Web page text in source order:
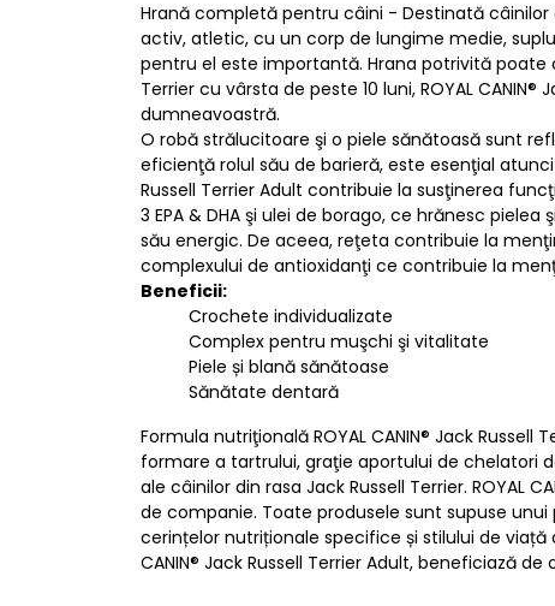
Hrană completă pentru câini - Destinată câinilor
activ, atletic, cu un corp de lungime medie,
pentru el este importantă. Hrana potrivită poate
Terrier cu vârsta de peste 10 luni, ROYAL
dumneavoastră.
O robă strălucitoare şi o piele sănătoasă sunt
eficienţă rolul său de barieră, este esenţial
Russell Terrier Adult contribuie la susţinerea
3 EPA & DHA şi ulei de borago, ce hrănesc
său energic. De aceea, reţeta contribuie la
complexului de antioxidanţi ce contribuie la
Beneficii:
Crochete individualizate
Complex pentru muşchi şi vitalitate
Piele și blană sănătoase
Sănătate dentară
Formula nutriţională ROYAL CANIN® Jack
formare a tartrului, graţie aportului de chelatori
ale câinilor din rasa Jack Russell Terrier.
de companie. Toate produsele sunt supuse
cerințelor nutriționale specifice și stilului de
CANIN® Jack Russell Terrier Adult, beneficiază